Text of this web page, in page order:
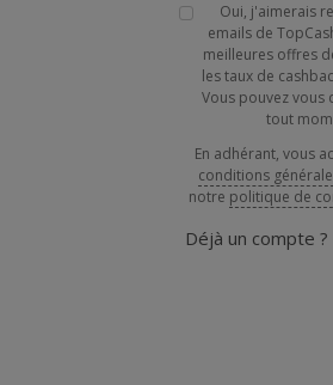
Oui, j'aimerais
emails de
meilleures offres
les taux de
Vous pouvez vous
tout
En adhérant, vous
conditions
notre politique de
Déjà un compte ?